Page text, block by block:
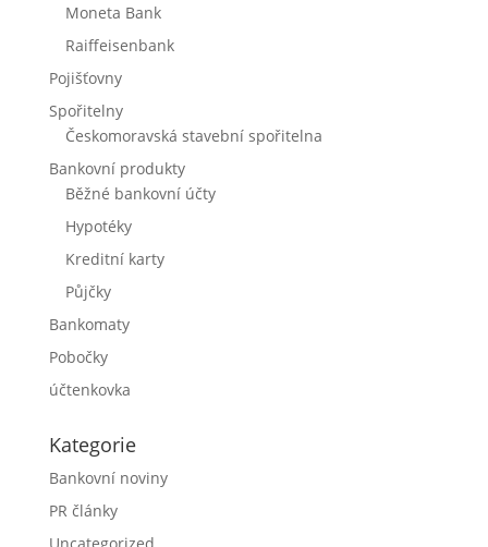
Moneta Bank
Raiffeisenbank
Pojišťovny
Spořitelny
Českomoravská stavební spořitelna
Bankovní produkty
Běžné bankovní účty
Hypotéky
Kreditní karty
Půjčky
Bankomaty
Pobočky
účtenkovka
Kategorie
Bankovní noviny
PR články